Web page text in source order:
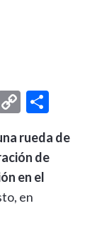
C
p
y
Li
m
p
rueda de
de
en el
en